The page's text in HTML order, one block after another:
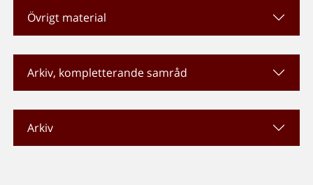
Övrigt material
Arkiv, kompletterande samråd
Arkiv